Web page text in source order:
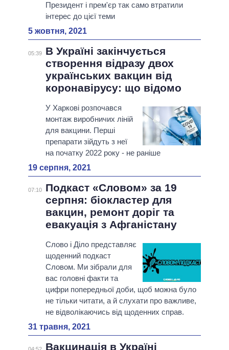
Президент і прем'єр так само втратили
інтерес до цієї теми
5 жовтня, 2021
05:39
В Україні закінчується
створення відразу двох
українських вакцин від
коронавірусу: що відомо
У Харкові розпочався
монтаж виробничих ліній
для вакцини. Перші
препарати зійдуть з неї
на початку 2022 року - не раніше
19 серпня, 2021
07:10
Подкаст «Словом» за 19
серпня: біокластер для
вакцин, ремонт доріг та
евакуація з Афганістану
Слово і Діло представляє
щоденний подкаст
Словом. Ми зібрали для
вас головні факти та
цифри попередньої доби, щоб можна було
не тільки читати, а й слухати про важливе,
не відволікаючись від щоденних справ.
31 травня, 2021
Вакцинація в Україні